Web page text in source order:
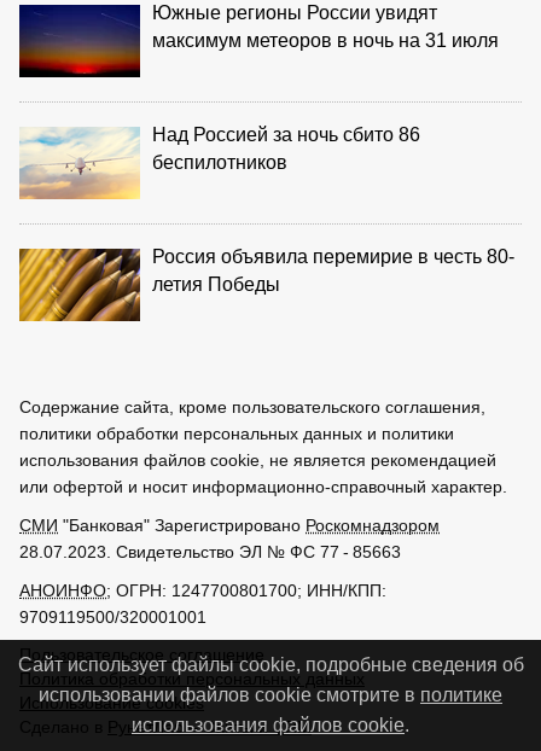
Южные регионы России увидят
максимум метеоров в ночь на 31 июля
Над Россией за ночь сбито 86
беспилотников
Россия объявила перемирие в честь 80-
летия Победы
Содержание сайта, кроме пользовательского соглашения,
политики обработки персональных данных и политики
использования файлов cookie, не является рекомендацией
или офертой и носит информационно-справочный характер.
СМИ "Банковая" Зарегистрировано Роскомнадзором
28.07.2023. Свидетельство ЭЛ № ФС 77 - 85663
АНОИНФО; ОГРН: 1247700801700; ИНН/КПП:
9709119500/320001001
Пользовательское соглашение
Политика обработки персональных данных
Использование cookies
Сделано в
РунетЛаб – Сайты и CRM
Сайт использует файлы cookie, подробные сведения об
использовании файлов cookie смотрите в политике
использования файлов cookie.